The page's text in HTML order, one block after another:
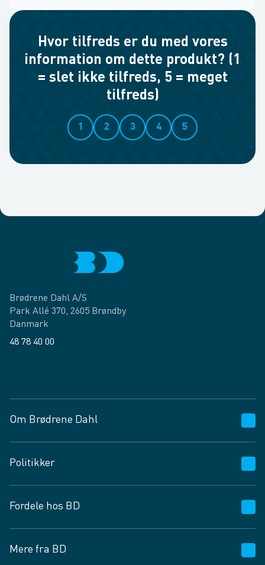
Hvor tilfreds er du med vores
information om dette produkt? (1
= slet ikke tilfreds, 5 = meget
tilfreds)
1 2 3 4 5
Brødrene Dahl A/S
Park Allé 370, 2605 Brøndby
Danmark
48 78 40 00
Om Brødrene Dahl
Vagttelefon 30 10 89 89
Spørgsmål og svar
Job og karriere
Fødevarekontrolrapport
Politikker
Privatlivspolitik
Cookies
Vilkår og betingelser
Fordele hos BD
BD app
Mere fra BD